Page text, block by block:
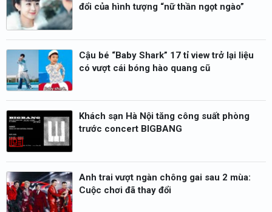
đổi của hình tượng “nữ thần ngọt ngào”
Cậu bé “Baby Shark” 17 tỉ view trở lại liệu
có vượt cái bóng hào quang cũ
Khách sạn Hà Nội tăng công suất phòng
trước concert BIGBANG
Anh trai vượt ngàn chông gai sau 2 mùa:
Cuộc chơi đã thay đổi